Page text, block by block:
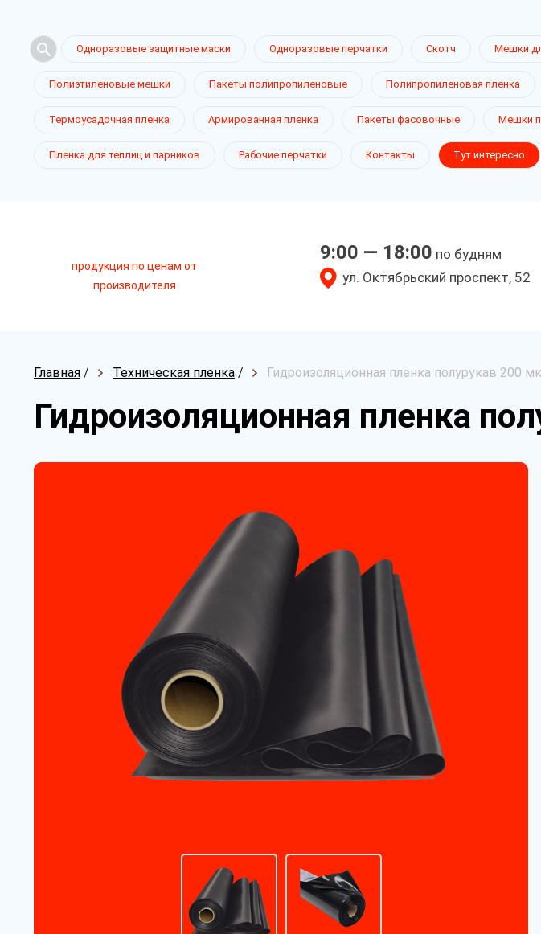
Одноразовые защитные маски Одноразовые перчатки Скотч Мешки
Полиэтиленовые мешки Пакеты полипропиленовые Полипропиленовая пленка
Термоусадочная пленка Армированная пленка Пакеты фасовочные Мешки
Пленка для теплиц и парников Рабочие перчатки Контакты Тут интересно
продукция по ценам от
производителя
9:00 — 18:00 по будням
ул. Октябрьский проспект, 52
Главная / Техническая пленка / Гидроизоляционная пленка полурукав 200
Гидроизоляционная пленка